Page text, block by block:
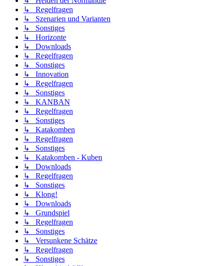
↳ Regelfragen
↳ Szenarien und Varianten
↳ Sonstiges
↳ Horizonte
↳ Downloads
↳ Regelfragen
↳ Sonstiges
↳ Innovation
↳ Regelfragen
↳ Sonstiges
↳ KANBAN
↳ Regelfragen
↳ Sonstiges
↳ Katakomben
↳ Regelfragen
↳ Sonstiges
↳ Katakomben - Kuben
↳ Downloads
↳ Regelfragen
↳ Sonstiges
↳ Klong!
↳ Downloads
↳ Grundspiel
↳ Regelfragen
↳ Sonstiges
↳ Versunkene Schätze
↳ Regelfragen
↳ Sonstiges